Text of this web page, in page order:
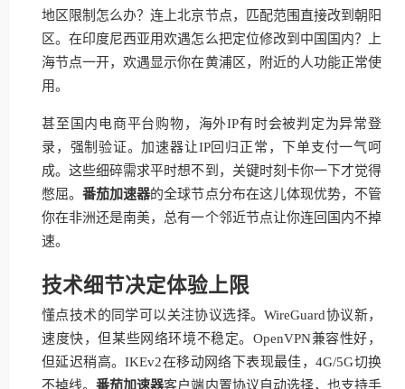
地区限制怎么办？连上北京节点，匹配范围直接改到朝阳
区。在印度尼西亚用欢遇怎么把定位修改到中国国内？上
海节点一开，欢遇显示你在黄浦区，附近的人功能正常使
用。
甚至国内电商平台购物，海外IP有时会被判定为异常登
录，强制验证。加速器让IP回归正常，下单支付一气呵
成。这些细碎需求平时想不到，关键时刻卡你一下才觉得
憋屈。番茄加速器的全球节点分布在这儿体现优势，不管
你在非洲还是南美，总有一个邻近节点让你连回国内不掉
速。
技术细节决定体验上限
懂点技术的同学可以关注协议选择。WireGuard协议新，
速度快，但某些网络环境不稳定。OpenVPN兼容性好，
但延迟稍高。IKEv2在移动网络下表现最佳，4G/5G切换
不掉线。番茄加速器客户端内置协议自动选择，也支持手